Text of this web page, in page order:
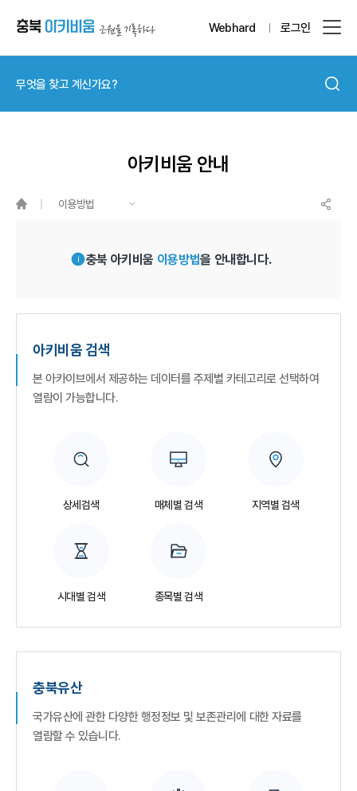
Webhard 로그인
아키비움 안내
이용방법
충북 아키비움 이용방법을 안내합니다.
아키비움 검색
본 아카이브에서 제공하는 데이터를 주제별 카테고리로 선택하여
열람이 가능합니다.
상세검색 매체별 검색 지역별 검색
시대별 검색 종목별 검색
충북유산
국가유산에 관한 다양한 행정정보 및 보존관리에 대한 자료를
열람할 수 있습니다.